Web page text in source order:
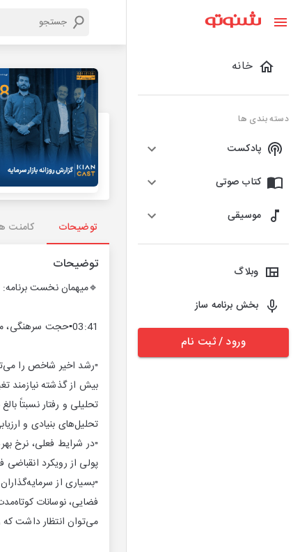
خانه
دسته بندی ها
پادکست
کتاب صوتی
موسیقی
وبلاگ
بخش برنامه ساز
ورود / ثبت نام
توضیحات کامنت
توضیحات
🔹میهمان نخست برنامه:
03:41▪️حجت سرهنگی، مدیر سرمایه گذاری سبدگردان الماس
▫️رشد اخیر شاخص را
تحلیلی و رفتار نسبتاً
تحلیل‌های بنیادی و
▫️در شرایط فعلی، نرخ
پولی از رویکرد انقباضی
▫️بسیاری از
فضایی، نوسانات
می‌توان انتظار داشت